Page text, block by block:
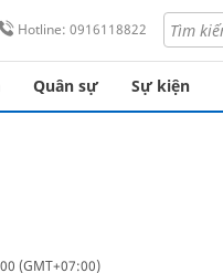
Hotline: 0916118822
Quân sự Sự kiện
(GMT+07:00)